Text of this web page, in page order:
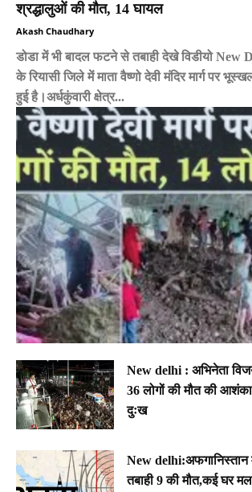
श्रद्धालुओं की मौत, 14 घायल
Akash Chaudhary
डोडा में भी बादल फटने से तबाही देखे विडीयो New
के रियासी जिले में माता वैष्णो देवी मंदिर मार्ग पर
हुई है।अर्धकुंवारी क्षेत्र...
New delhi : अभिनेता
36 लोगों की मौत की
दुःख
New delhi:अफगानिस्तान
तबाही 9 की मौत,कई घर